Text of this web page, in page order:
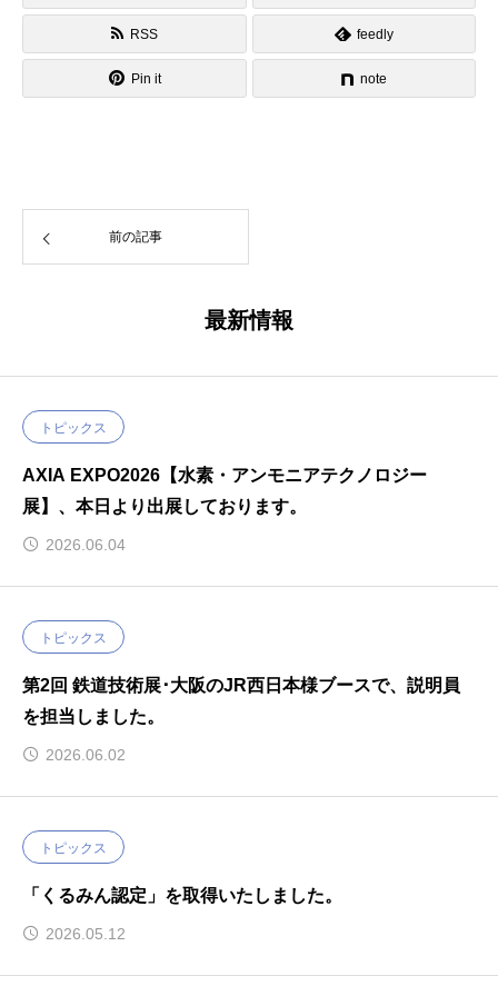
RSS feedly
Pin it note
前の記事
最新情報
トピックス
AXIA EXPO2026【水素・アンモニアテクノロジー
展】、本日より出展しております。
2026.06.04
トピックス
第2回 鉄道技術展･大阪のJR西日本様ブースで、説明員
を担当しました。
2026.06.02
トピックス
「くるみん認定」を取得いたしました。
2026.05.12